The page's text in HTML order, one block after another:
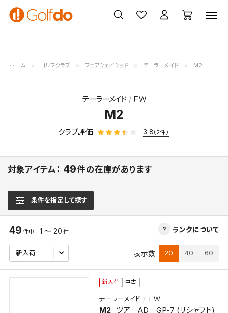
ゴルフ
クラブ
ゴルフ用品
買取
無料査定
クーポン
一覧
ホーム ゴルフクラブ フェアウェイウッド テーラーメイド M2
テーラーメイド ＦＷ
M2
クラブ評価 3.8（2件）
対象アイテム： 49件の在庫があります
条件を指定して探す
ランクについて
49 件中 1 ～ 20 件
表示数 20 40 60
新入荷 中古
テーラーメイド ＦＷ
M2 ツア－AD GP-7 (リシャフト)